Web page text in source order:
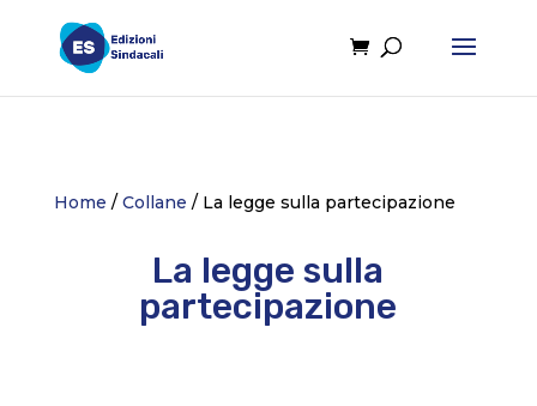
Home / Collane / La legge sulla partecipazione
La legge sulla
partecipazione